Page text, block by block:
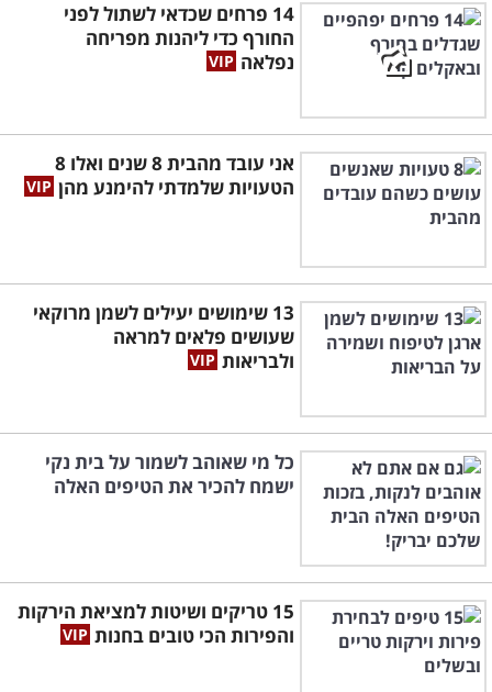
14 פרחים שכדאי לשתול לפני
החורף כדי ליהנות מפריחה
נפלאה
אני עובד מהבית 8 שנים ואלו 8
הטעויות שלמדתי להימנע מהן
13 שימושים יעילים לשמן מרוקאי
שעושים פלאים למראה
ולבריאות
כל מי שאוהב לשמור על בית נקי
ישמח להכיר את הטיפים האלה
15 טריקים ושיטות למציאת הירקות
והפירות הכי טובים בחנות